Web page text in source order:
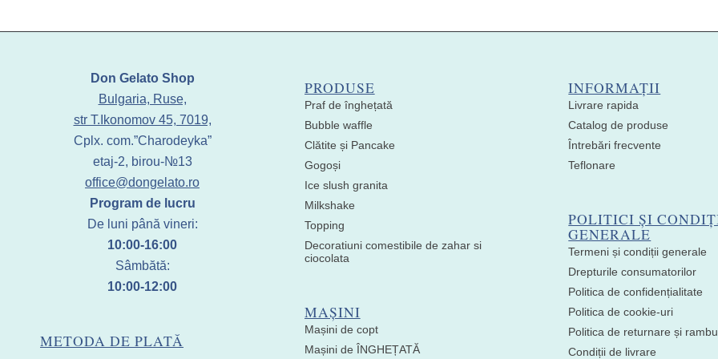
Don Gelato Shop
Bulgaria, Ruse,
str T.Ikonomov 45, 7019,
Cplx. com.”Charodeyka”
etaj-2, birou-№13
office@dongelato.ro
Program de lucru
De luni până vineri:
10:00-16:00
Sâmbătă:
10:00-12:00
METODA DE PLATĂ
PRODUSE
Praf de înghețată
Bubble waffle
Clătite și Pancake
Gogoși
Ice slush granita
Milkshake
Topping
Decoratiuni comestibile de zahar si
ciocolata
MAȘINI
Mașini de copt
Mașini de ÎNGHEȚATĂ
INFORMAȚII
Livrare rapida
Catalog de produse
Întrebări frecvente
Teflonare
POLITICI ȘI
GENERALE
Termeni și condiții generale
Drepturile consumatorilor
Politica de confidențialitate
Politica de cookie-uri
Politica de returnare și
Condiții de livrare